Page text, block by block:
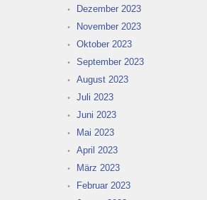
Dezember 2023
November 2023
Oktober 2023
September 2023
August 2023
Juli 2023
Juni 2023
Mai 2023
April 2023
März 2023
Februar 2023